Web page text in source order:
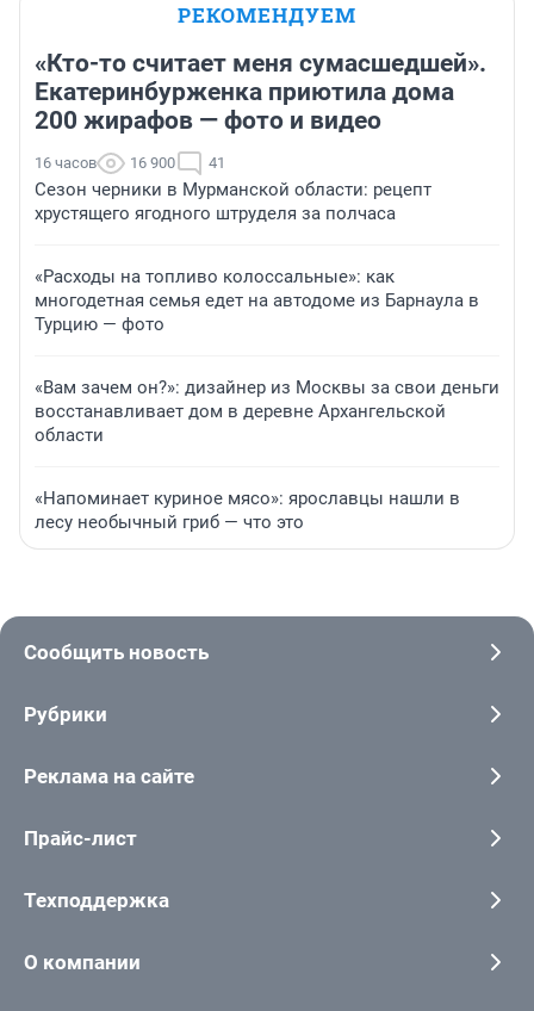
РЕКОМЕНДУЕМ
«Кто-то считает меня сумасшедшей».
Екатеринбурженка приютила дома
200 жирафов — фото и видео
16 часов 16 900 41
Сезон черники в Мурманской области: рецепт
хрустящего ягодного штруделя за полчаса
«Расходы на топливо колоссальные»: как
многодетная семья едет на автодоме из Барнаула в
Турцию — фото
«Вам зачем он?»: дизайнер из Москвы за свои деньги
восстанавливает дом в деревне Архангельской
области
«Напоминает куриное мясо»: ярославцы нашли в
лесу необычный гриб — что это
Сообщить новость
Рубрики
Реклама на сайте
Прайс-лист
Техподдержка
О компании